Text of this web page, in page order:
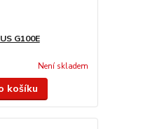
G100E
Není skladem
košíku